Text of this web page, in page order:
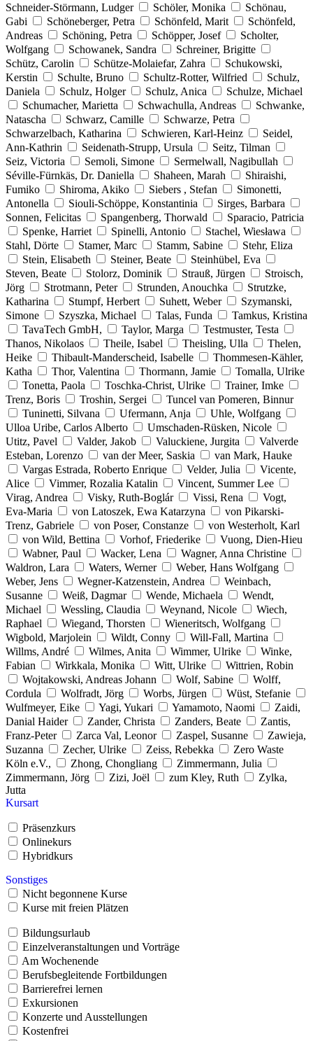
Schneider-Störmann, Ludger
Schöler, Monika
Schönau,
Gabi
Schöneberger, Petra Schönfeld, Marit
Schönfeld,
Andreas
Schöning, Petra Schöpper, Josef
Scholter,
Wolfgang
Schowanek, Sandra
Schreiner, Brigitte
Schütz, Carolin
Schütze-Molaiefar, Zahra
Schukowski,
Kerstin
Schulte, Bruno Schultz-Rotter, Wilfried
Schulz,
Daniela
Schulz, Holger Schulz, Anica
Schulze, Michael
Schumacher, Marietta
Schwachulla, Andreas
Schwanke,
Natascha
Schwarz, Camille
Schwarze, Petra
Schwarzelbach, Katharina
Schwieren, Karl-Heinz
Seidel,
Ann-Kathrin
Seidenath-Strupp, Ursula
Seitz, Tilman
Seiz, Victoria
Semoli, Simone
Sermelwall, Nagibullah
Séville-Fürnkäs, Dr. Daniella
Shaheen, Marah
Shiraishi,
Fumiko
Shiroma, Akiko Siebers , Stefan
Simonetti,
Antonella
Siouli-Schöppe, Konstantinia
Sirges, Barbara
Sonnen, Felicitas
Spangenberg, Thorwald
Sparacio, Patricia
Spenke, Harriet
Spinelli, Antonio
Stachel, Wiesława
Stahl, Dörte
Stamer, Marc Stamm, Sabine
Stehr, Eliza
Stein, Elisabeth
Steiner, Beate
Steinhübel, Eva
Steven, Beate
Stolorz, Dominik Strauß, Jürgen
Stroisch,
Jörg
Strotmann, Peter Strunden, Anouchka
Strutzke,
Katharina
Stumpf, Herbert Suhett, Weber
Szymanski,
Simone
Szyszka, Michael Talas, Funda
Tamkus, Kristina
TavaTech GmbH,
Taylor, Marga
Testmuster, Testa
Thanos, Nikolaos
Theile, Isabel Theisling, Ulla
Thelen,
Heike
Thibault-Manderscheid, Isabelle
Thommesen-Kähler,
Katha
Thor, Valentina Thormann, Jamie
Tomalla, Ulrike
Tonetta, Paola
Toschka-Christ, Ulrike
Trainer, Imke
Trenz, Boris
Troshin, Sergei
Tuncel van Pomeren, Binnur
Tuninetti, Silvana
Ufermann, Anja
Uhle, Wolfgang
Ulloa Uribe, Carlos Alberto
Umschaden-Rüsken, Nicole
Utitz, Pavel
Valder, Jakob Valuckiene, Jurgita
Valverde
Esteban, Lorenzo
van der Meer, Saskia
van Mark, Hauke
Vargas Estrada, Roberto Enrique
Velder, Julia
Vicente,
Alice
Vimmer, Rozalia Katalin
Vincent, Summer Lee
Virag, Andrea
Visky, Ruth-Boglár Vissi, Rena
Vogt,
Eva-Maria
von Latoszek, Ewa Katarzyna
von Pikarski-
Trenz, Gabriele
von Poser, Constanze
von Westerholt, Karl
von Wild, Bettina
Vorhof, Friederike
Vuong, Dien-Hieu
Wabner, Paul
Wacker, Lena
Wagner, Anna Christine
Waldron, Lara
Waters, Werner
Weber, Hans Wolfgang
Weber, Jens
Wegner-Katzenstein, Andrea
Weinbach,
Susanne
Weiß, Dagmar Wende, Michaela
Wendt,
Michael
Wessling, Claudia Weynand, Nicole
Wiech,
Raphael
Wiegand, Thorsten
Wieneritsch, Wolfgang
Wigbold, Marjolein
Wildt, Conny
Will-Fall, Martina
Willms, André
Wilmes, Anita Wimmer, Ulrike
Winke,
Fabian
Wirkkala, Monika Witt, Ulrike
Wittrien, Robin
Wojtakowski, Andreas Johann
Wolf, Sabine
Wolff,
Cordula
Wolfradt, Jörg Worbs, Jürgen
Wüst, Stefanie
Wulfmeyer, Eike
Yagi, Yukari Yamamoto, Naomi
Zaidi,
Danial Haider
Zander, Christa Zanders, Beate
Zantis,
Franz-Peter
Zarca Val, Leonor Zaspel, Susanne
Zawieja,
Suzanna
Zecher, Ulrike Zeiss, Rebekka
Zero Waste
Köln e.V.,
Zhong, Chongliang
Zimmermann, Julia
Zimmermann, Jörg
Zizi, Joël zum Kley, Ruth
Zylka,
Jutta
Kursart
Präsenzkurs
Onlinekurs
Hybridkurs
Sonstiges
Nicht begonnene Kurse
Kurse mit freien Plätzen
Bildungsurlaub
Einzelveranstaltungen und Vorträge
Am Wochenende
Berufsbegleitende Fortbildungen
Barrierefrei lernen
Exkursionen
Konzerte und Ausstellungen
Kostenfrei